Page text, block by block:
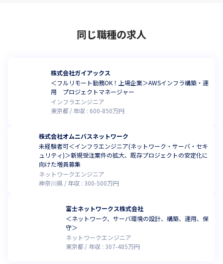
磨けるスキルも本人の意向次第で、いくらでも広げていけます。
セキュリティ人材育成プロジェクトを2023年に本格始動させまし
2024年には約150名、2025年には約280名のセキュリティ人材輩
出を計画していましたが、
しで大幅に上回り達成。
この資格取得数は国内でトップクラスであり、今後もよりスキル
サイバーセキュリティエンジニアの輩出を継続していく計画で
に特化したセキュリティエンジニアの育成を実施。
また、幅広い分野のセキュリティエンジニアの育成を予定してお
「ネットワークスペシャリスト」「情報処理安全確保支援士」の
同じ職種の求人
株式会社ガイアックス
＜フルリモート勤務OK！上場企業＞AWSインフラ構築・運
用 プロジェクトマネージャー
インフラエンジニア
東京都
年収 : 600-850万円
株式会社オムニバスネットワーク
未経験者可＜インフラエンジニア(ネットワーク・サーバ・セキ
ュリティ)＞新規受注案件の拡大、既存プロジェクトの安定化に
向けた増員募集
ネットワークエンジニア
神奈川県
年収 : 300-500万円
富士ネットワークス株式会社
＜ネットワーク、サーバ環境の設計、構築、運用、保
守＞
ネットワークエンジニア
東京都
年収 : 307-485万円